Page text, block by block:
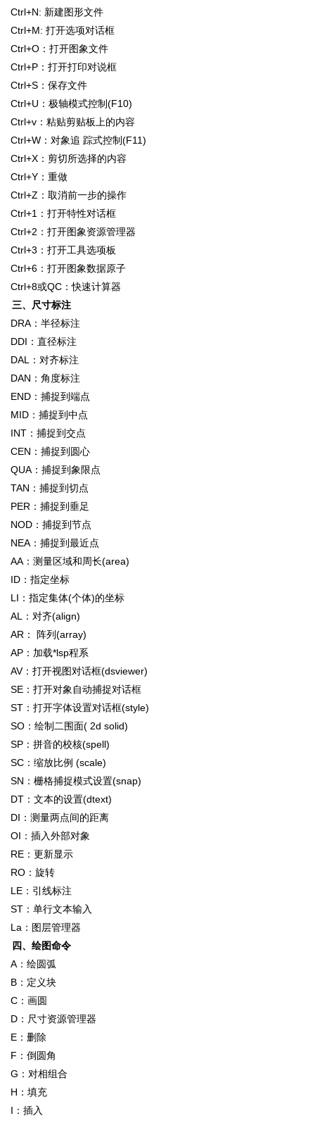
Ctrl+N: 新建图形文件
Ctrl+M: 打开选项对话框
Ctrl+O：打开图象文件
Ctrl+P：打开打印对说框
Ctrl+S：保存文件
Ctrl+U：极轴模式控制(F10)
Ctrl+v：粘贴剪贴板上的内容
Ctrl+W：对象追 踪式控制(F11)
Ctrl+X：剪切所选择的内容
Ctrl+Y：重做
Ctrl+Z：取消前一步的操作
Ctrl+1：打开特性对话框
Ctrl+2：打开图象资源管理器
Ctrl+3：打开工具选项板
Ctrl+6：打开图象数据原子
Ctrl+8或QC：快速计算器
三、尺寸标注
DRA：半径标注
DDI：直径标注
DAL：对齐标注
DAN：角度标注
END：捕捉到端点
MID：捕捉到中点
INT：捕捉到交点
CEN：捕捉到圆心
QUA：捕捉到象限点
TAN：捕捉到切点
PER：捕捉到垂足
NOD：捕捉到节点
NEA：捕捉到最近点
AA：测量区域和周长(area)
ID：指定坐标
LI：指定集体(个体)的坐标
AL：对齐(align)
AR： 阵列(array)
AP：加载*lsp程系
AV：打开视图对话框(dsviewer)
SE：打开对象自动捕捉对话框
ST：打开字体设置对话框(style)
SO：绘制二围面( 2d solid)
SP：拼音的校核(spell)
SC：缩放比例 (scale)
SN：栅格捕捉模式设置(snap)
DT：文本的设置(dtext)
DI：测量两点间的距离
OI：插入外部对象
RE：更新显示
RO：旋转
LE：引线标注
ST：单行文本输入
La：图层管理器
四、绘图命令
A：绘圆弧
B：定义块
C：画圆
D：尺寸资源管理器
E：删除
F：倒圆角
G：对相组合
H：填充
I：插入